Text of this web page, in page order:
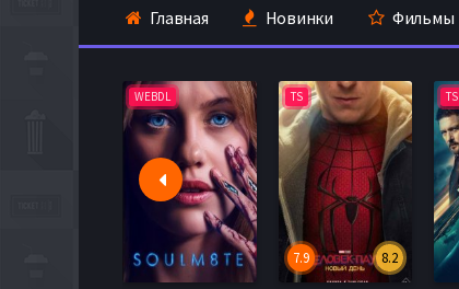
Главная Новинки Фильмы
WEBDL TS
8.2
7.9
TS